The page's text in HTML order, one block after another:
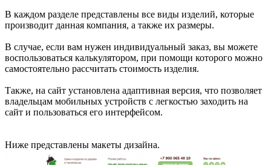
В каждом разделе представлены все виды изделий, которые
производит данная компания, а также их размеры.
В случае, если вам нужен индивидуальный заказ, вы можете
воспользоваться калькулятором, при помощи которого можно
самостоятельно рассчитать стоимость изделия.
Также, на сайт установлена адаптивная версия, что позволяет
владельцам мобильных устройств с легкостью заходить на
сайт и пользоваться его интерфейсом.
Ниже представлены макеты дизайна.